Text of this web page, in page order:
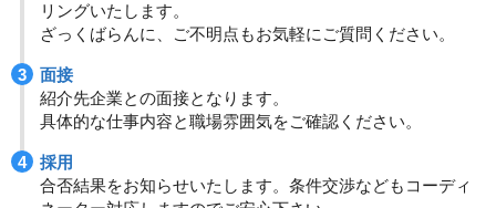
リングいたします。
ざっくばらんに、ご不明点もお気軽にご質問ください。
面接
紹介先企業との面接となります。
具体的な仕事内容と職場雰囲気をご確認ください。
採用
合否結果をお知らせいたします。条件交渉などもコーディ